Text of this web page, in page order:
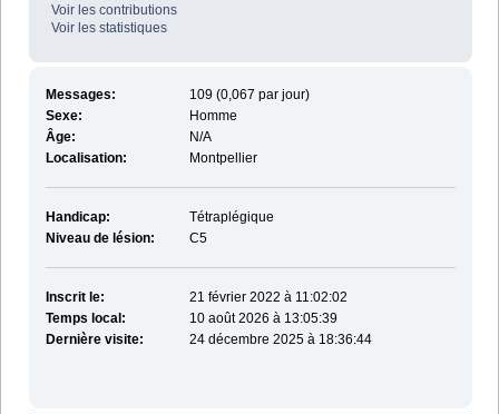
Voir les contributions
Voir les statistiques
Messages:
109 (0,067 par jour)
Sexe:
Homme
Âge:
N/A
Localisation:
Montpellier
Handicap:
Tétraplégique
Niveau de lésion:
C5
Inscrit le:
21 février 2022 à 11:02:02
Temps local:
10 août 2026 à 13:05:39
Dernière visite:
24 décembre 2025 à 18:36:44